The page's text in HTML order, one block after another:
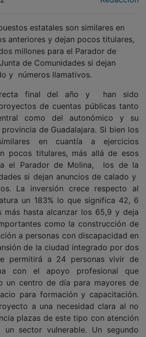
anteriores y dejan pocos titulares,
millones para el Parador de
de Comunidades si dejan
y números llamativos.
de cuentas públicas tanto
como del autonómico y su
de Guadalajara. Si bien los
en cuantía a ejercicios
pocos titulares, más allá de esos
el Parador de Molina, los de la
si dejan anuncios de calado y
La inversión crece respecto al
un 183% lo que significa 42, 6
más hasta alcanzar los 65,9 y deja
como la construcción de
a personas con discapacidad en
de la ciudad integrado por dos
permitirá a 24 personas vivir de
con el apoyo profesional que
un centro de día para mayores de
para formación y capacitación.
a una necesidad clara al no
plazas de este tipo con atención
sector vulnerable. Un segundo
innovador, es la creación, en el